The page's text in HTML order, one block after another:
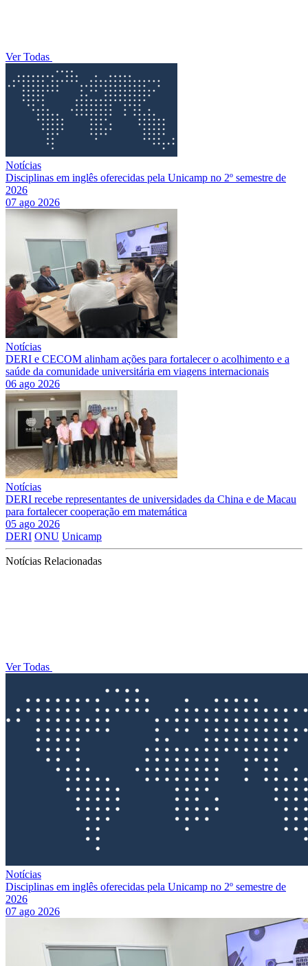
Ver Todas
Notícias
Disciplinas em inglês oferecidas pela Unicamp no 2º semestre de
2026
07 ago 2026
Notícias
DERI e CECOM alinham ações para fortalecer o acolhimento e a
saúde da comunidade universitária em viagens internacionais
06 ago 2026
Notícias
DERI recebe representantes de universidades da China e de Macau
para fortalecer cooperação em matemática
05 ago 2026
DERI ONU Unicamp
Notícias Relacionadas
Ver Todas
Notícias
Disciplinas em inglês oferecidas pela Unicamp no 2º semestre de
2026
07 ago 2026